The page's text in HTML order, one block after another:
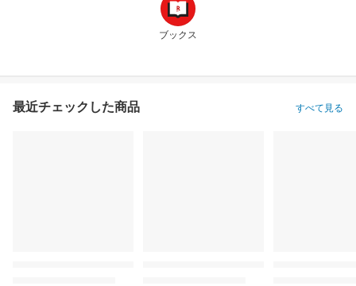
ブックス
最近チェックした商品 すべて見る